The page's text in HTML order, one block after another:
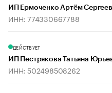
ИП Ермоченко Артём
ИНН: 774330667788
ДЕЙСТВУЕТ
ИП Пестрякова Татьяна
ИНН: 502498508262